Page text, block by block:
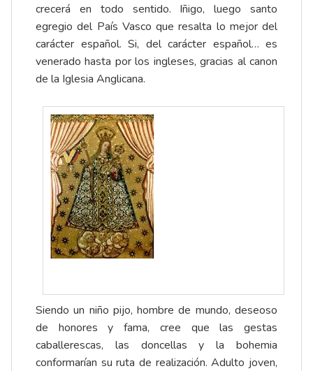
crecerá en todo sentido. Iñigo, luego santo
egregio del País Vasco que resalta lo mejor del
carácter español. Si, del carácter español… es
venerado hasta por los ingleses, gracias al canon
de la Iglesia Anglicana.
Siendo un niño pijo, hombre de mundo, deseoso
de honores y fama, cree que las gestas
caballerescas, las doncellas y la bohemia
conformarían su ruta de realización. Adulto joven,